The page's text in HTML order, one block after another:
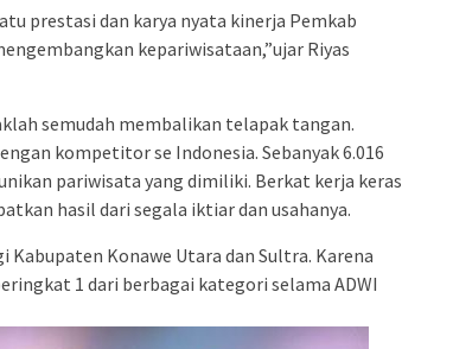
prestasi dan karya nyata kinerja Pemkab
kepariwisataan,”ujar Riyas
semudah membalikan telapak tangan.
kompetitor se Indonesia. Sebanyak 6.016
pariwisata yang dimiliki. Berkat kerja keras
hasil dari segala iktiar dan usahanya.
Kabupaten Konawe Utara dan Sultra. Karena
1 dari berbagai kategori selama ADWI